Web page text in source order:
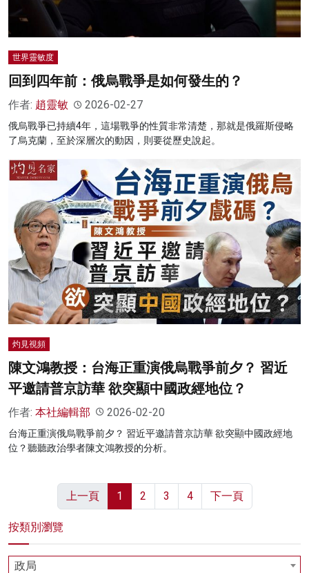
世界靈敏度
回到四年前：俄烏戰爭是如何發生的？
作者: 趙靈敏 2026-02-27
俄烏戰爭已持續4年，這場戰爭的性質非常清楚，那就是俄羅斯侵略
了烏克蘭，至於深層次的動因，則要從歷史說起。
灼見視頻
陳文鴻教授：台海正重演俄烏戰爭前夕？ 習近
平邀請普京訪華 欲突顯中國政經地位？
作者: 本社編輯部 2026-02-20
台海正重演俄烏戰爭前夕？ 習近平邀請普京訪華 欲突顯中國政經地
位？聽聽政治學者陳文鴻教授的分析。
上一頁 1 2 3 4 下一頁
按類別瀏覽
政局